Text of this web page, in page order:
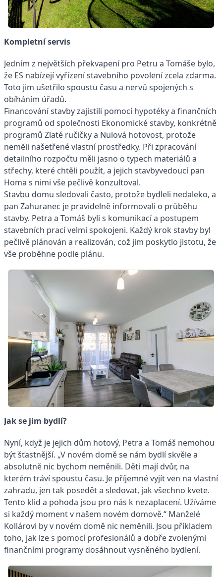
Kompletní servis
Jedním z největších překvapení pro Petru a Tomáše bylo,
že ES nabízejí vyřízení stavebního povolení zcela zdarma.
Toto jim ušetřilo spoustu času a nervů spojených s
obíháním úřadů.
Financování stavby zajistili pomocí hypotéky a finančních
programů od společnosti Ekonomické stavby, konkrétně
programů Zlaté ručičky a Nulová hotovost, protože
neměli našetřené vlastní prostředky. Při zpracování
detailního rozpočtu měli jasno o typech materiálů a
střechy, které chtěli použít, a jejich stavbyvedoucí pan
Homa s nimi vše pečlivě konzultoval.
Stavbu domu sledovali často, protože bydleli nedaleko, a
pan Zahuranec je pravidelně informovali o průběhu
stavby. Petra a Tomáš byli s komunikací a postupem
stavebních prací velmi spokojeni. Každý krok stavby byl
pečlivě plánován a realizován, což jim poskytlo jistotu, že
vše proběhne podle plánu.
Jak se jim bydlí?
Nyní, když je jejich dům hotový, Petra a Tomáš nemohou
být šťastnější. „V novém domě se nám bydlí skvěle a
absolutně nic bychom neměnili. Děti mají dvůr, na
kterém tráví spoustu času. Je příjemné vyjít ven na vlastní
zahradu, jen tak posedět a sledovat, jak všechno kvete.
Tento klid a pohoda jsou pro nás k nezaplacení. Užíváme
si každý moment v našem novém domově.“ Manželé
Kollárovi by v novém domě nic neměnili. Jsou příkladem
toho, jak lze s pomocí profesionálů a dobře zvolenými
finančními programy dosáhnout vysněného bydlení.